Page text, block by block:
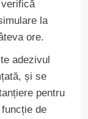
la
ore.
adezivul
și se
pentru
de